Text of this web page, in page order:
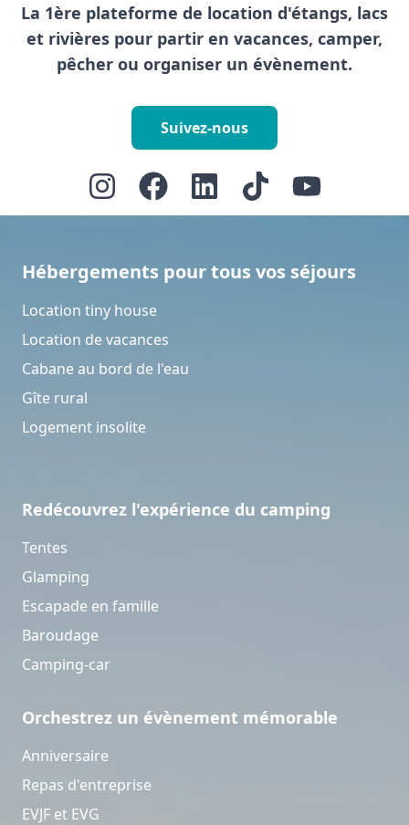
La 1ère plateforme de location d'étangs, lacs
et rivières pour partir en vacances, camper,
pêcher ou organiser un évènement.
Suivez-nous
Hébergements pour tous vos séjours
Location tiny house
Location de vacances
Cabane au bord de l'eau
Gîte rural
Logement insolite
Redécouvrez l'expérience du camping
Tentes
Glamping
Escapade en famille
Baroudage
Camping-car
Orchestrez un évènement mémorable
Anniversaire
Repas d'entreprise
EVJF et EVG